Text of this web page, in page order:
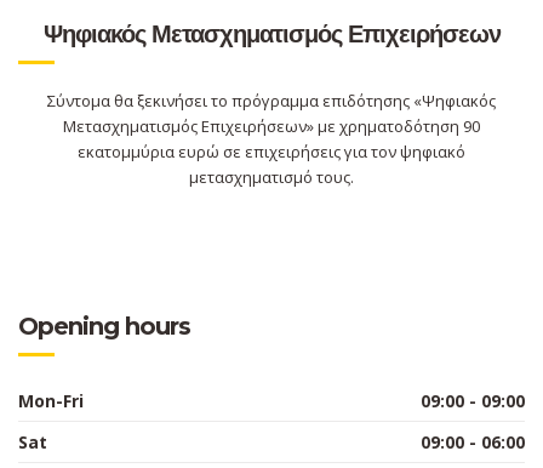
Ψηφιακός Μετασχηματισμός Επιχειρήσεων
Σύντομα θα ξεκινήσει το πρόγραμμα επιδότησης «Ψηφιακός
Μετασχηματισμός Επιχειρήσεων» με χρηματοδότηση 90
εκατομμύρια ευρώ σε επιχειρήσεις για τον ψηφιακό
μετασχηματισμό τους.
Opening hours
Mon-Fri
09:00 - 09:00
Sat
09:00 - 06:00